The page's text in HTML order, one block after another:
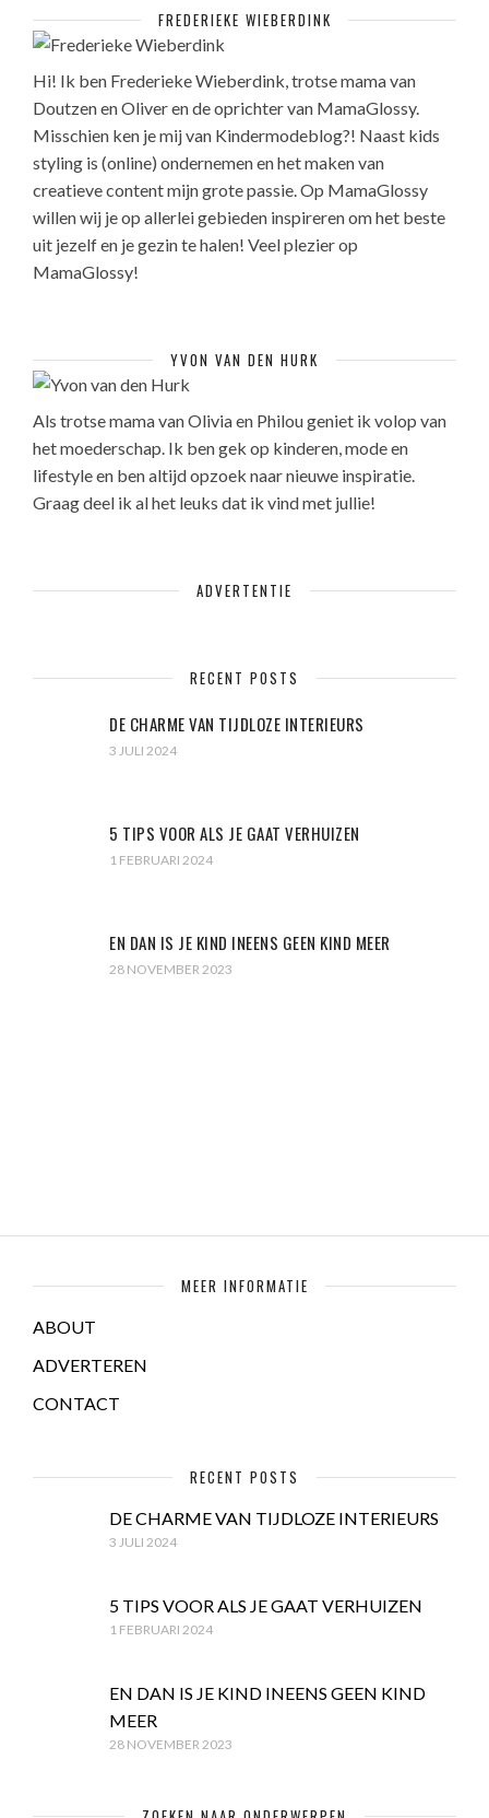
FREDERIEKE WIEBERDINK
Hi! Ik ben Frederieke Wieberdink, trotse mama van
Doutzen en Oliver en de oprichter van MamaGlossy.
Misschien ken je mij van Kindermodeblog?! Naast kids
styling is (online) ondernemen en het maken van
creatieve content mijn grote passie. Op MamaGlossy
willen wij je op allerlei gebieden inspireren om het beste
uit jezelf en je gezin te halen! Veel plezier op
MamaGlossy!
YVON VAN DEN HURK
Als trotse mama van Olivia en Philou geniet ik volop van
het moederschap. Ik ben gek op kinderen, mode en
lifestyle en ben altijd opzoek naar nieuwe inspiratie.
Graag deel ik al het leuks dat ik vind met jullie!
ADVERTENTIE
RECENT POSTS
DE CHARME VAN TIJDLOZE INTERIEURS
3 JULI 2024
5 TIPS VOOR ALS JE GAAT VERHUIZEN
1 FEBRUARI 2024
EN DAN IS JE KIND INEENS GEEN KIND MEER
28 NOVEMBER 2023
MEER INFORMATIE
ABOUT
ADVERTEREN
CONTACT
RECENT POSTS
DE CHARME VAN TIJDLOZE INTERIEURS
3 JULI 2024
5 TIPS VOOR ALS JE GAAT VERHUIZEN
1 FEBRUARI 2024
EN DAN IS JE KIND INEENS GEEN KIND
MEER
28 NOVEMBER 2023